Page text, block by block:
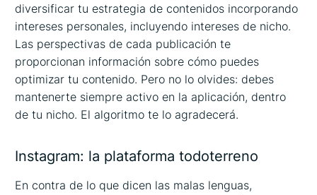
diversificar tu estrategia de contenidos incorporando
intereses personales, incluyendo intereses de nicho.
Las perspectivas de cada publicación te
proporcionan información sobre cómo puedes
optimizar tu contenido. Pero no lo olvides: debes
mantenerte siempre activo en la aplicación, dentro
de tu nicho. El algoritmo te lo agradecerá.
Instagram: la plataforma todoterreno
En contra de lo que dicen las malas lenguas,